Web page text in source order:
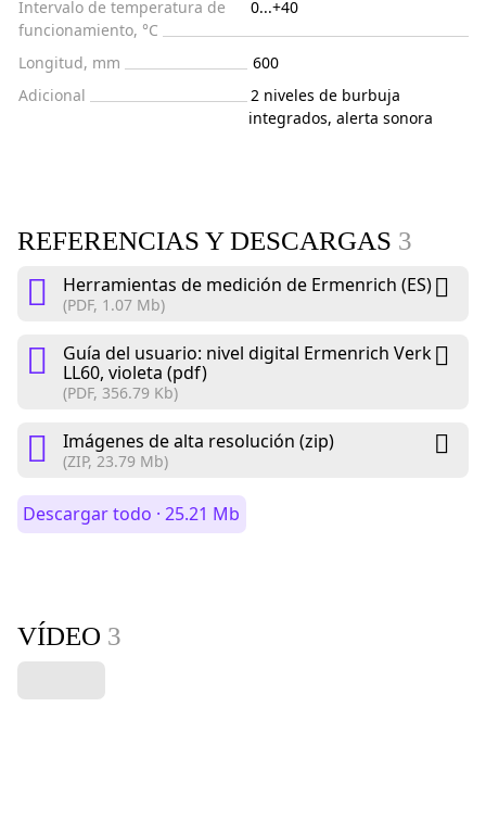
Intervalo de temperatura de
funcionamiento, °C
0...+40
Longitud, mm
600
Adicional
2 niveles de burbuja
integrados, alerta sonora
REFERENCIAS Y DESCARGAS 3
Herramientas de medición de Ermenrich (ES)
(PDF, 1.07 Mb)
Guía del usuario: nivel digital Ermenrich Verk
LL60, violeta (pdf)
(PDF, 356.79 Kb)
Imágenes de alta resolución (zip)
(ZIP, 23.79 Mb)
Descargar todo · 25.21 Mb
VÍDEO 3